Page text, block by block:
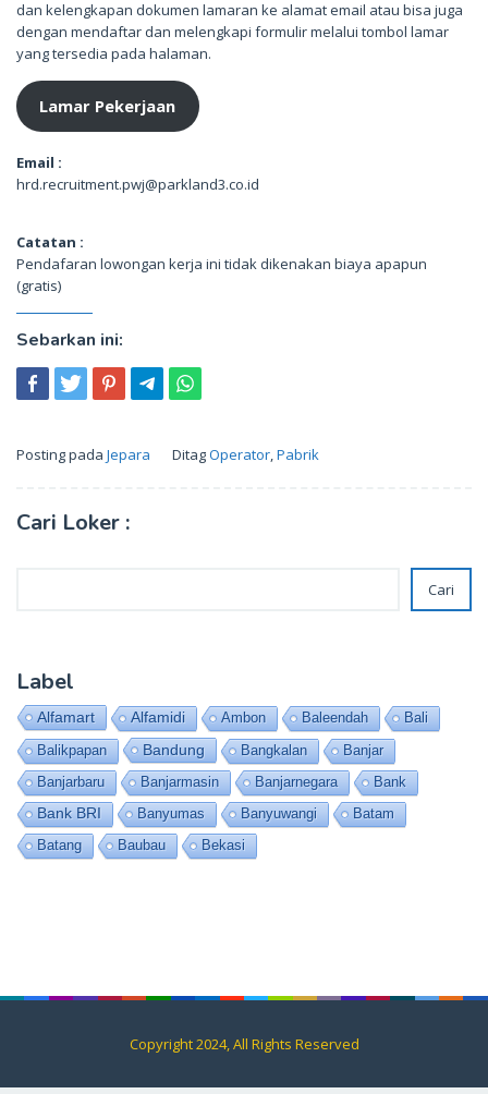
dan kelengkapan dokumen lamaran ke alamat email atau bisa juga
dengan mendaftar dan melengkapi formulir melalui tombol lamar
yang tersedia pada halaman.
Lamar Pekerjaan
Email :
hrd.recruitment.pwj@parkland3.co.id
Catatan :
Pendafaran lowongan kerja ini tidak dikenakan biaya apapun
(gratis)
Sebarkan ini:
Posting pada Jepara DitagOperator Pabrik
Cari Loker :
Cari
Label
Alfamart Alfamidi Ambon Baleendah
Bali
Balikpapan
Bandung Bangkalan
Banjar
Banjarbaru
Banjarmasin Banjarnegara
Bank
Bank BRI
Banyumas Banyuwangi
Batam
Batang
Baubau Bekasi
Copyright 2024, All Rights Reserved